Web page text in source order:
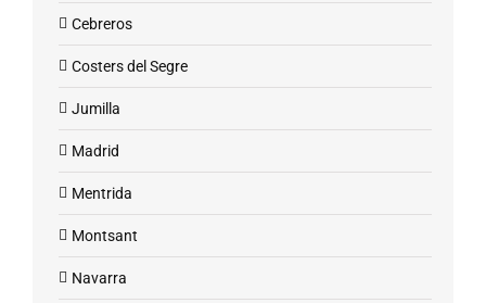
Cebreros
Costers del Segre
Jumilla
Madrid
Mentrida
Montsant
Navarra